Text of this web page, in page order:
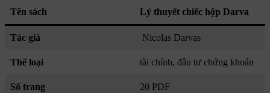
Tên sách Lý thuyết chiếc hộp Darva
Tác giả Nicolas Darvas
Thể loại tài chính, đầu tư chứng khoán
Số trang 20 PDF